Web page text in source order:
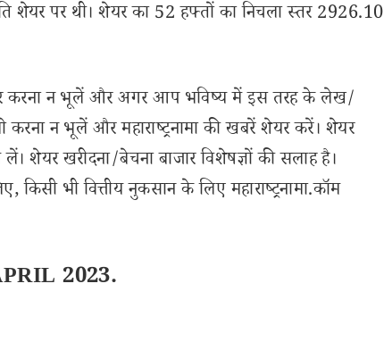
पर थी। शेयर का 52 हफ्तों का निचला स्तर 2926.10
करना न भूलें और अगर आप भविष्य में इस तरह के लेख/
न भूलें और महाराष्ट्रनामा की खबरें शेयर करें। शेयर
शेयर खरीदना/बेचना बाजार विशेषज्ञों की सलाह है।
भी वित्तीय नुकसान के लिए महाराष्ट्रनामा.कॉम
2023.